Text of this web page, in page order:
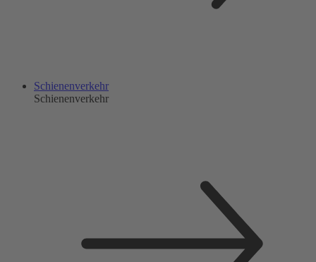
Schienenverkehr
Schienenverkehr